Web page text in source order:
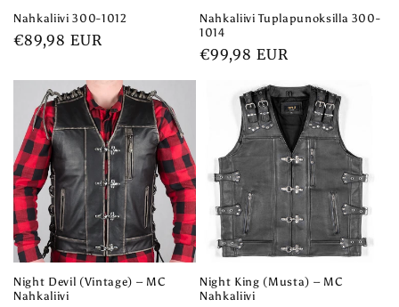
Nahkaliivi 300-1012
Normaalihinta
€89,98 EUR
Nahkaliivi Tuplapunoksilla 300-
1014
Normaalihinta
€99,98 EUR
Night Devil (Vintage) – MC
Nahkaliivi
Night King (Musta) – MC
Nahkaliivi